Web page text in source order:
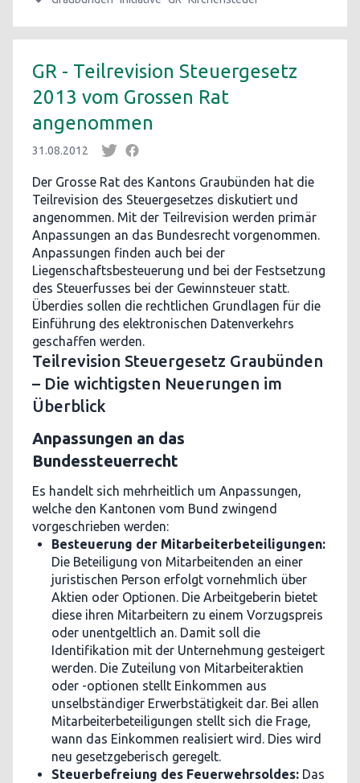
GR - Teilrevision Steuergesetz
2013 vom Grossen Rat
angenommen
31.08.2012
Der Grosse Rat des Kantons Graubünden hat die
Teilrevision des Steuergesetzes diskutiert und
angenommen. Mit der Teilrevision werden primär
Anpassungen an das Bundesrecht vorgenommen.
Anpassungen finden auch bei der
Liegenschaftsbesteuerung und bei der Festsetzung
des Steuerfusses bei der Gewinnsteuer statt.
Überdies sollen die rechtlichen Grundlagen für die
Einführung des elektronischen Datenverkehrs
geschaffen werden.
Teilrevision Steuergesetz Graubünden
– Die wichtigsten Neuerungen im
Überblick
Anpassungen an das
Bundessteuerrecht
Es handelt sich mehrheitlich um Anpassungen,
welche den Kantonen vom Bund zwingend
vorgeschrieben werden:
Besteuerung der Mitarbeiterbeteiligungen:
Die Beteiligung von Mitarbeitenden an einer
juristischen Person erfolgt vornehmlich über
Aktien oder Optionen. Die Arbeitgeberin bietet
diese ihren Mitarbeitern zu einem Vorzugspreis
oder unentgeltlich an. Damit soll die
Identifikation mit der Unternehmung gesteigert
werden. Die Zuteilung von Mitarbeiteraktien
oder -optionen stellt Einkommen aus
unselbständiger Erwerbstätigkeit dar. Bei allen
Mitarbeiterbeteiligungen stellt sich die Frage,
wann das Einkommen realisiert wird. Dies wird
neu gesetzgeberisch geregelt.
Steuerbefreiung des Feuerwehrsoldes: Das